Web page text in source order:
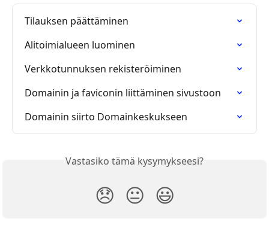
Tilauksen päättäminen
Alitoimialueen luominen
Verkkotunnuksen rekisteröiminen
Domainin ja faviconin liittäminen sivustoon
Domainin siirto Domainkeskukseen
Vastasiko tämä kysymykseesi?
😞 😐 😃